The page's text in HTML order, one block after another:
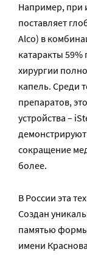
Например, при
поставляет
Alco) в
катаракты 59%
хирургии
капель. Среди
препаратов,
устройства –
сокращение
более.
В России эта
Создан
памятью
имени